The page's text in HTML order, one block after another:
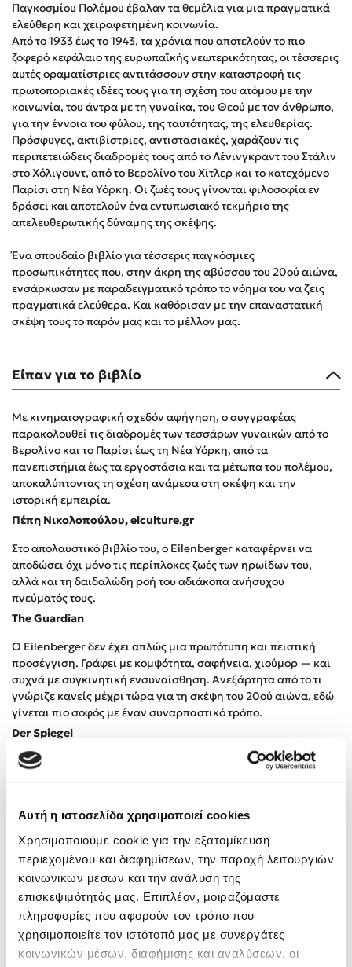
Αυτή η ιστοσελίδα χρησιμοποιεί cookies
Χρησιμοποιούμε cookie για την εξατομίκευση
περιεχομένου και διαφημίσεων, την παροχή λειτουργιών
κοινωνικών μέσων και την ανάλυση της
επισκεψιμότητάς μας. Επιπλέον, μοιραζόμαστε
πληροφορίες που αφορούν τον τρόπο που
χρησιμοποιείτε τον ιστότοπό μας με συνεργάτες
κοινωνικών μέσων, διαφήμισης και αναλύσεων, οι
Lucinda Riley
Mimi Matthews
Benzamin Bécue
Rebecca Yarros
Teo Benedetti
Τζένη Κουτσοδημητροπούλου
Emily Henry
Ali Hazelwood
Cori Doerrfeld
Pierdomenico Baccalario
Δανάη Ιμπραχήμ
Δημοφιλή Άρθρα
3 βιβλία βασισμένα σε αληθινά γεγονότα!
Τεστ: Ποιο αστυνομικό βιβλίο σου ταιριάζει για το καλοκαίρι;
Μια λέξη που συχνά νιώθεις αλλά την αγνοείς
απαντά!
Συγχαρητήρια, Πέθανες! Μια ξενάγηση στον Άδη της
ελληνικής μυθολογίας
3 βιβλία που μπορείς να διαβάσεις σε μια μέρα!
Εύκολη συνταγή για chicken BBQ pizza από τον Άκη
Πετρετζίκη!
Διακοπές με τα παιδιά: Η ανάγκη μας για παύση σε μετωπική
σύγκρουση με τη δική τους για εκτόνωση
Πάνω, κάτω, μπροστά, πίσω; Κάνε το τεστ και ανακάλυψε την
τάση σου!
Προσεχείς εκδηλώσεις
Ο Κώστας Κρομμύδας στο Παλαιοχώρι Καλαμπάκας
Ο Κώστας Κρομμύδας και η Μαρίνα Γιώτη στη Νικήτη
Χαλκιδικής
Ο Στέφανος Ξενάκης στη Χίο
Ο Κώστας Κρομμύδας & η Μαρίνα Γιώτη στο 54o Φεστιβάλ
Βιβλίου στο Πεδίον του Άρεως
Ο Βαγγέλης Ηλιόπουλος & η Τζένη Κουτσοδημητροπούλου στο
54o Φεστιβάλ Βιβλίου στο Πεδίον του Άρεως
Παγκοσμίου Πολέμου έβαλαν τα θεμέλια για μια πραγματικά
ελεύθερη και χειραφετημένη κοινωνία.
Από το 1933 έως το 1943, τα χρόνια που αποτελούν το πιο
ζοφερό κεφάλαιο της ευρωπαϊκής νεωτερικότητας, οι τέσσερις
αυτές οραματίστριες αντιτάσσουν στην καταστροφή τις
πρωτοπορια­κές ιδέες τους για τη σχέση του ατόμου με την
κοινωνία, του άντρα με τη γυναίκα, του Θεού με τον άνθρωπο,
για την έννοια του φύλου, της ταυτότητας, της ελευθερίας.
Πρόσφυγες, ακτιβίστριες, αντιστασιακές, χαράζουν τις
περιπε­τειώδεις διαδρομές τους από το Λένινγκραντ του Στάλιν
στο Χόλιγουντ, από το Βερολίνο του Χίτλερ και το κατεχόμενο
Παρίσι στη Νέα Υόρκη. Οι ζωές τους γίνονται φιλοσοφία εν
δράσει και αποτελούν ένα εντυπωσιακό τεκμήριο της
απελευθερωτικής δύναμης της σκέψης.
Ένα σπουδαίο βιβλίο για τέσσερις παγκόσμιες
προσωπικότητες που, στην άκρη της αβύσσου του 20ού αιώνα,
ενσάρκωσαν με παραδειγματικό τρόπο το νόημα του να ζεις
πραγματικά ελεύθερα. Και καθόρισαν με την επαναστατική
σκέψη τους το παρόν μας και το μέλλον μας.
Είπαν για το βιβλίο
Με κινηματογραφική σχεδόν αφήγηση, ο συγγραφέας
παρακολουθεί τις διαδρομές των τεσσάρων γυναικών από το
Βερολίνο και το Παρίσι έως τη Νέα Υόρκη, από τα
πανεπιστήμια έως τα εργοστάσια και τα μέτωπα του πολέμου,
αποκαλύπτοντας τη σχέση ανάμεσα στη σκέψη και την
ιστορική εμπειρία.
Πέπη Νικολοπούλου, elculture.gr
Στο απολαυστικό βιβλίο του, ο Eilenberger καταφέρνει να
αποδώσει όχι μόνο τις περίπλοκες ζωές των ηρωίδων του,
αλλά και τη δαιδαλώδη ροή του αδιάκοπα ανήσυχου
πνεύματός τους.
The Guardian
Ο Eilenberger δεν έχει απλώς μια πρωτότυπη και πειστική
προσέγγιση. Γράφει με κομψότητα, σαφήνεια, χιούμορ — και
συχνά με συγκινητική ενσυναίσθηση. Ανεξάρτητα από το τι
γνώριζε κανείς μέχρι τώρα για τη σκέψη του 20ού αιώνα, εδώ
γίνεται πιο σοφός με έναν συναρπαστικό τρόπο.
Der Spiegel
Και οι τέσσερις γυναίκες κινούνταν στο περιθώριο της
στα μέσα του 20ού αιώνα παραμένει τόσο διαυγής. Αν θέλουμε
πολέμου και ιδεολογικής απολυτότητας, δεν θα βρούμε
καλύτερο οδηγό από το να ξαναπερπατήσουμε στα βήματά
τους.
Financial Times
Αξιολογήσεις